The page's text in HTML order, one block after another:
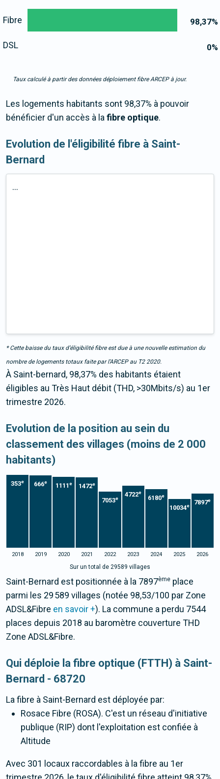
98,37%
0%
Fibre
DSL
Taux calculé à partir des données déploiement fibre ARCEP à jour.
Les logements habitants sont 98,37% à pouvoir
bénéficier d'un accès à lafibre optique.
Evolution de l'éligibilité fibre à Saint-
Bernard
...
* Cette baisse du taux d’éligibilité fibre est due à une nouvelle estimation du
nombre de logements totaux faite par l’ARCEP au T2 2020.
À Saint-bernard, 98,37% des habitants étaient
éligibles au Très Haut débit (THD, >30Mbits/s) au 1er
trimestre 2026.
Evolution de la position au sein du
classement des villages (moins de 2 000
habitants)
353e 666e 1111 e 1472e
7053e
4722e
6180e
10034e 7897e
2018 2019 2020 2021 2022 2023 2024 2025 2026
Sur un total de 29589 villages
Saint-Bernard est positionnée à la 7897ème place
parmi les 29 589 villages (notée 98,53/100 par Zone
ADSL&Fibre en savoir +). La commune a perdu 7544
places depuis 2018 au baromètre couverture THD
Zone ADSL&Fibre.
Qui déploie la fibre optique (FTTH) à Saint-
Bernard - 68720
La fibre à Saint-Bernard est déployée par:
Rosace Fibre (ROSA). C'est un réseau d'initiative
publique (RIP) dont l'exploitation est confiée à
Altitude
Avec 301 locaux raccordables à la fibre au 1er